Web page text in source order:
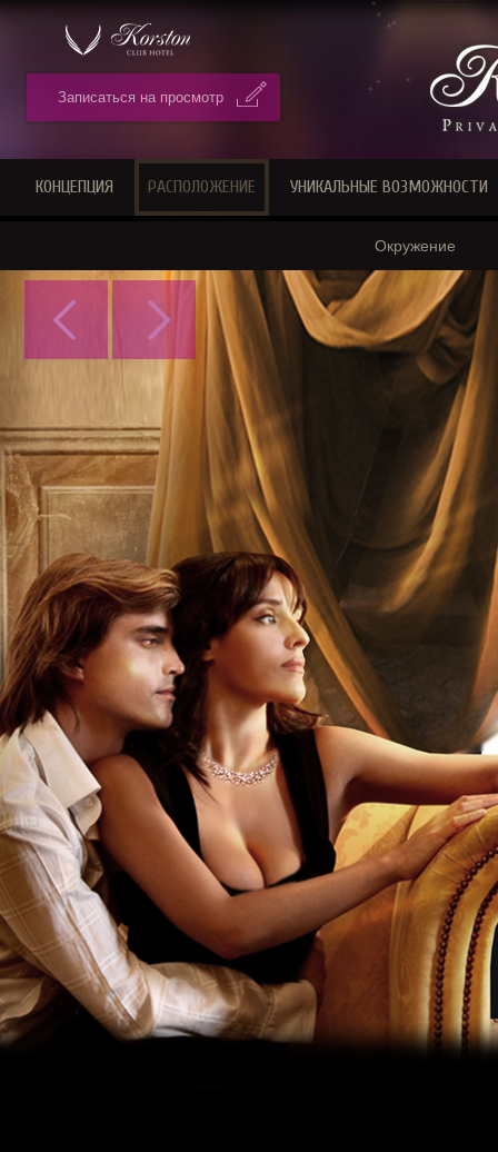
Записаться на просмотр
КОНЦЕПЦИЯ РАСПОЛОЖЕНИЕ
Окружение
УНИКАЛЬНЫЕ ВОЗМОЖНОСТИ
Prev Next